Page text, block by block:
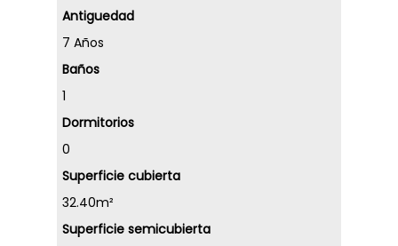
Antiguedad
7 Años
Baños
1
Dormitorios
0
Superficie cubierta
32.40m²
Superficie semicubierta